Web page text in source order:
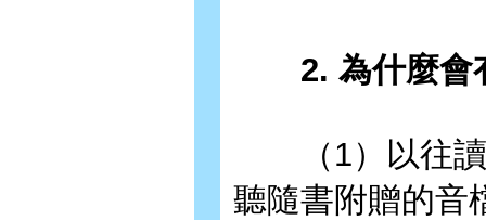
2. 為什麼會
（1）以往讀
聽隨書附贈的音